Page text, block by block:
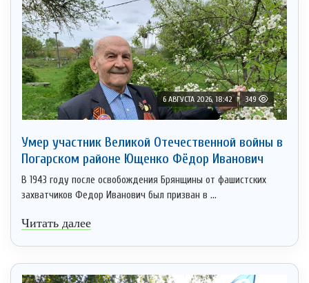
6 АВГУСТА 2026, 18:42 349
Умер участник Великой Отечественной войны в
Погарском районе Ющенко Фёдор Иванович
В 1943 году после освобождения Брянщины от фашистских
захватчиков Федор Иванович был призван в ...
Читать далее